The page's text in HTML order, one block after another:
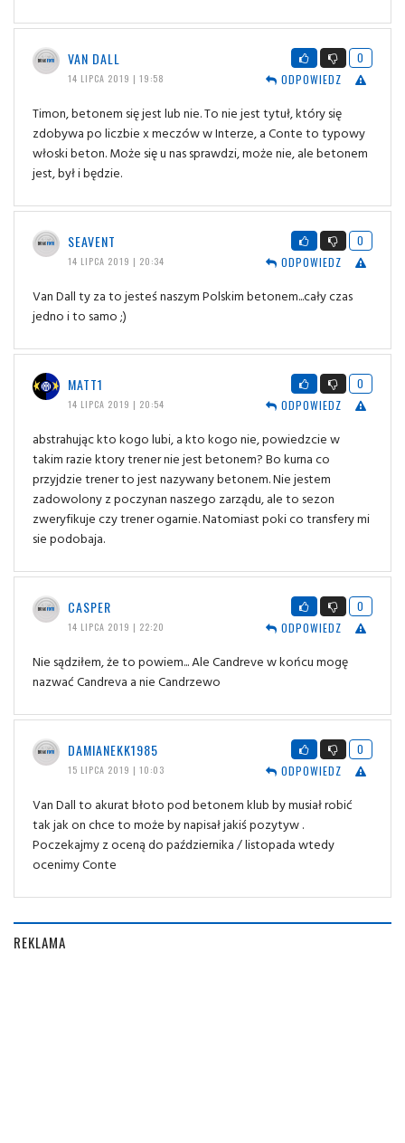
VAN DALL
14 LIPCA 2019 | 19:58
0
ODPOWIEDZ
Timon, betonem się jest lub nie. To nie jest tytuł, który się
zdobywa po liczbie x meczów w Interze, a Conte to typowy
włoski beton. Może się u nas sprawdzi, może nie, ale betonem
jest, był i będzie.
SEAVENT
14 LIPCA 2019 | 20:34
0
ODPOWIEDZ
Van Dall ty za to jesteś naszym Polskim betonem...cały czas
jedno i to samo ;)
MATT1
14 LIPCA 2019 | 20:54
0
ODPOWIEDZ
abstrahując kto kogo lubi, a kto kogo nie, powiedzcie w
takim razie ktory trener nie jest betonem? Bo kurna co
przyjdzie trener to jest nazywany betonem. Nie jestem
zadowolony z poczynan naszego zarządu, ale to sezon
zweryfikuje czy trener ogarnie. Natomiast poki co transfery mi
sie podobaja.
CASPER
14 LIPCA 2019 | 22:20
0
ODPOWIEDZ
Nie sądziłem, że to powiem... Ale Candreve w końcu mogę
nazwać Candreva a nie Candrzewo
DAMIANEKK1985
15 LIPCA 2019 | 10:03
0
ODPOWIEDZ
Van Dall to akurat błoto pod betonem klub by musiał robić
tak jak on chce to może by napisał jakiś pozytyw .
Poczekajmy z oceną do października / listopada wtedy
ocenimy Conte
REKLAMA